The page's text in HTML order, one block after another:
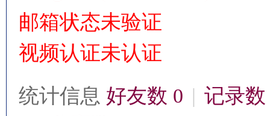
邮箱状态未验证
视频认证未认证
统计信息 好友数 0 | 记录数